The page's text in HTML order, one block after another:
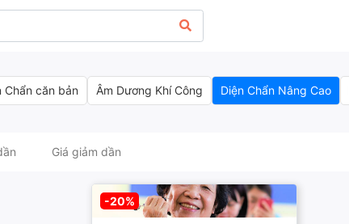
Chẩn căn bản Âm Dương Khí Công Diện Chẩn Nâng Cao
Giá giảm dần
-20%